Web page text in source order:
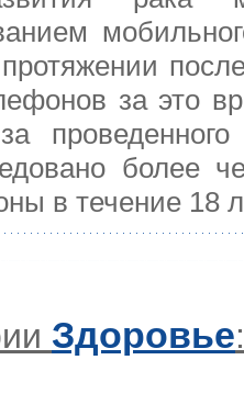
за это
более
в течение 18
Здоровье: